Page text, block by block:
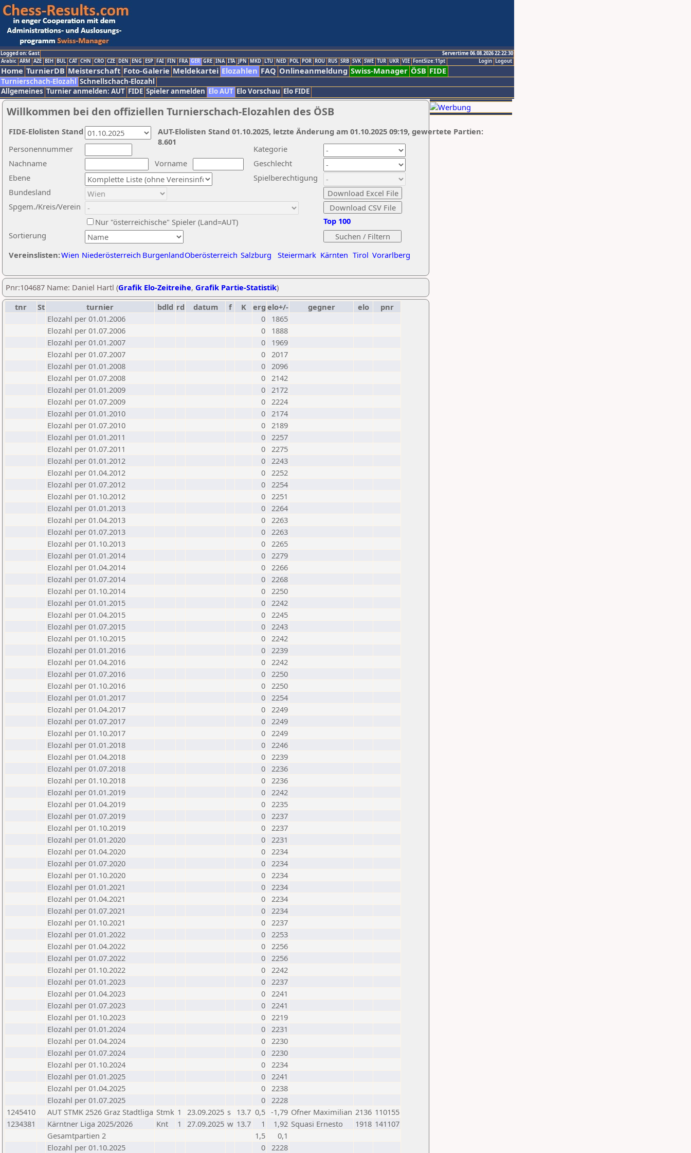
Logged on: Gast
Servertime 06.08.2026 22:22:30
Logout
Login
Arabic ARM AZE BIH BUL CAT CHN CRO CZE DEN ENG ESP FAI FIN FRA GER GRE INA ITA JPN MKD LTU NED POL POR ROU RUS SRB SVK SWE TUR UKR VIE FontSize:11pt
Home TurnierDB Meisterschaft Foto-Galerie Meldekartei Elozahlen FAQ Onlineanmeldung Swiss-Manager ÖSB FIDE
Turnierschach-Elozahl Schnellschach-Elozahl
Allgemeines Turnier anmelden: AUT FIDE Spieler anmelden Elo AUT Elo Vorschau Elo FIDE
Willkommen bei den offiziellen Turnierschach-Elozahlen des ÖSB
Nachname
Vorname
Ebene
Kategorie
Sortierung
Personennummer
Bundesland
Spgem./Kreis/Verein
Geschlecht
Nur "österreichische" Spieler (Land=AUT)
Spielberechtigung
Vereinslisten:Wien Niederösterreich BurgenlandOberösterreich Salzburg Steiermark Kärnten Tirol Vorarlberg
Top 100
AUT-Elolisten Stand 01.10.2025, letzte Änderung am 01.10.2025 09:19, gewertete Partien:
8.601
FIDE-Elolisten Stand
Pnr:104687 Name: Daniel Hartl (Grafik Elo-Zeitreihe, Grafik Partie-Statistik)
tnr
St turnier bdld rd datum f K erg elo+/- gegner elo
pnr
Elozahl per 01.01.2006
0
1865
Elozahl per 01.07.2006
0
1888
Elozahl per 01.01.2007
0
1969
Elozahl per 01.07.2007
0 2017
Elozahl per 01.01.2008
0 2096
Elozahl per 01.07.2008
0 2142
Elozahl per 01.01.2009
0 2172
Elozahl per 01.07.2009
0 2224
Elozahl per 01.01.2010
0 2174
Elozahl per 01.07.2010
0 2189
Elozahl per 01.01.2011
0 2257
Elozahl per 01.07.2011
0 2275
Elozahl per 01.01.2012
0 2243
Elozahl per 01.04.2012
0 2252
Elozahl per 01.07.2012
0 2254
Elozahl per 01.10.2012
0 2251
Elozahl per 01.01.2013
0 2264
Elozahl per 01.04.2013
0 2263
Elozahl per 01.07.2013
0 2263
Elozahl per 01.10.2013
0 2265
Elozahl per 01.01.2014
0 2279
Elozahl per 01.04.2014
0 2266
Elozahl per 01.07.2014
0 2268
Elozahl per 01.10.2014
0 2250
Elozahl per 01.01.2015
0 2242
Elozahl per 01.04.2015
0 2245
Elozahl per 01.07.2015
0 2243
Elozahl per 01.10.2015
0 2242
Elozahl per 01.01.2016
0 2239
Elozahl per 01.04.2016
0 2242
Elozahl per 01.07.2016
0 2250
Elozahl per 01.10.2016
0 2250
Elozahl per 01.01.2017
0 2254
Elozahl per 01.04.2017
0 2249
Elozahl per 01.07.2017
0 2249
Elozahl per 01.10.2017
0 2249
Elozahl per 01.01.2018
0 2246
Elozahl per 01.04.2018
0 2239
Elozahl per 01.07.2018
0 2236
Elozahl per 01.10.2018
0 2236
Elozahl per 01.01.2019
0 2242
Elozahl per 01.04.2019
0 2235
Elozahl per 01.07.2019
0 2237
Elozahl per 01.10.2019
0 2237
Elozahl per 01.01.2020
0 2231
Elozahl per 01.04.2020
0 2234
Elozahl per 01.07.2020
0 2234
Elozahl per 01.10.2020
0 2234
Elozahl per 01.01.2021
0 2234
Elozahl per 01.04.2021
0 2234
Elozahl per 01.07.2021
0 2234
Elozahl per 01.10.2021
0 2237
Elozahl per 01.01.2022
0 2253
Elozahl per 01.04.2022
0 2256
Elozahl per 01.07.2022
0 2256
Elozahl per 01.10.2022
0 2242
Elozahl per 01.01.2023
0 2237
Elozahl per 01.04.2023
0 2241
Elozahl per 01.07.2023
0 2241
Elozahl per 01.10.2023
0 2219
Elozahl per 01.01.2024
0 2231
Elozahl per 01.04.2024
0 2230
Elozahl per 01.07.2024
0 2230
Elozahl per 01.10.2024
0 2234
Elozahl per 01.01.2025
0 2241
Elozahl per 01.04.2025
0 2238
Elozahl per 01.07.2025
0 2228
1245410
AUT STMK 2526 Graz Stadtliga Stmk 1 23.09.2025 s 13.7 0,5 -1,79 Ofner Maximilian 2136 110155
1234381
Kärntner Liga 2025/2026 Knt 1 27.09.2025 w 13.7 1 1,92 Squasi Ernesto 1918 141107
Gesamtpartien 2
1,5
0,1
Elozahl per 01.10.2025
0 2228